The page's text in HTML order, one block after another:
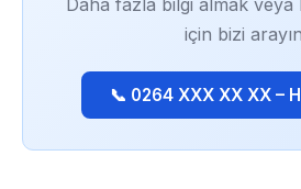
Daha fazla bilgi almak veya
için bizi
📞 0264 XXX XX XX –